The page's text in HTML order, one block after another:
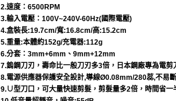
2.速度：6500RPM
3.輸入電壓：100V~240V-60Hz(國際電壓)
4.盒裝長:19.7cm/寬:16.8cm/高:15.2cm
5.重量:本體約152g/充電器:112g
6.分套：3mm+6mm、9mm+12mm
7.鎢鋼刀刃，壽命比一般刀刃多3倍，日本鋼廠專為電
8.電源供應器保護安全設計,導線Ø0.08mm/280蕊,不易
9.∪型刀口，可大量快速剪髮，剪髮量多2倍，時間省一